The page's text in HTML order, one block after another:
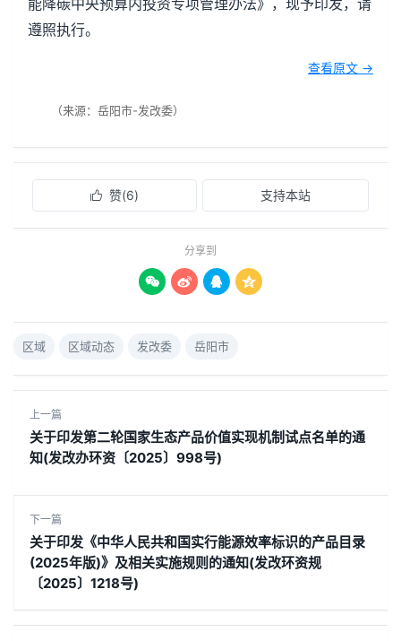
能降碳中央预算内投资专项管理办法》，现予印发，请
遵照执行。
查看原文 →
（来源：岳阳市-发改委）
 赞(6) 支持本站
分享到
   
区域 区域动态 发改委 岳阳市
上一篇
关于印发第二轮国家生态产品价值实现机制试点名单的通
知(发改办环资〔2025〕998号)
下一篇
关于印发《中华人民共和国实行能源效率标识的产品目录
(2025年版)》及相关实施规则的通知(发改环资规
〔2025〕1218号)